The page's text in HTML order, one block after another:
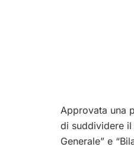
Approvata una
di suddividere il
Generale” e